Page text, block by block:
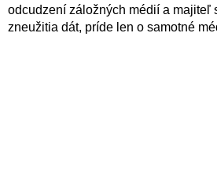
odcudzení záložných médií a majiteľ
zneužitia dát, príde len o samotné